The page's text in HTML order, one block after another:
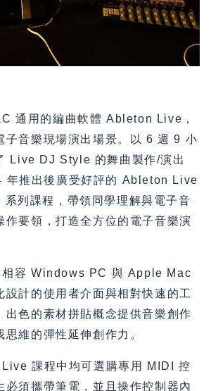
通用的編曲軟體 Ableton Live，
子音樂現場演出場景。以 6 週 9 小
Live DJ Style 的舞曲製作/演出
年推出後廣受好評的 Ableton Live
列課程，帶領同學理解與電子音
作要領，打造全方位的電子音樂演
容 Windows PC 與 Apple Mac
設計的使用者介面與相對快速的工
出色的素材拼貼概念提供音樂創作
思維的彈性延伸創作力。
課程中均可選購專用 MIDI 控
必須攜帶筆電，並且操作控制器內